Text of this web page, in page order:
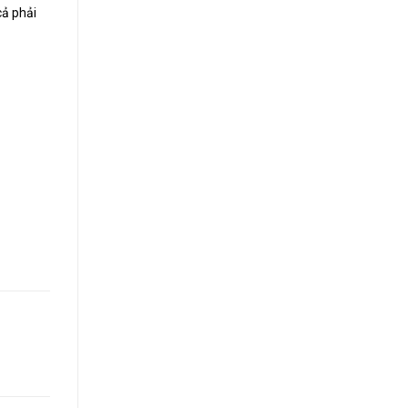
phải